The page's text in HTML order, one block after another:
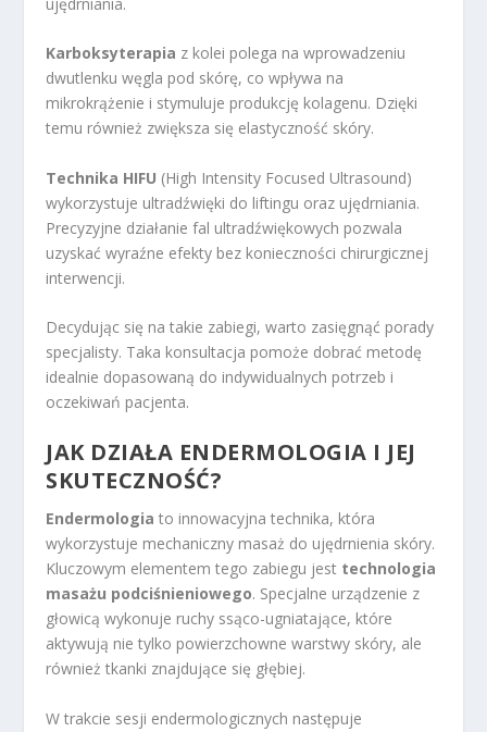
Karboksyterapia z kolei polega na wprowadzeniu
dwutlenku węgla pod skórę, co wpływa na
mikrokrążenie i stymuluje produkcję kolagenu. Dzięki
temu również zwiększa się elastyczność skóry.
Technika HIFU (High Intensity Focused Ultrasound)
wykorzystuje ultradźwięki do liftingu oraz ujędrniania.
Precyzyjne działanie fal ultradźwiękowych pozwala
uzyskać wyraźne efekty bez konieczności chirurgicznej
interwencji.
Decydując się na takie zabiegi, warto zasięgnąć porady
specjalisty. Taka konsultacja pomoże dobrać metodę
idealnie dopasowaną do indywidualnych potrzeb i
oczekiwań pacjenta.
JAK DZIAŁA ENDERMOLOGIA I JEJ
SKUTECZNOŚĆ?
Endermologia to innowacyjna technika, która
wykorzystuje mechaniczny masaż do ujędrnienia skóry.
Kluczowym elementem tego zabiegu jest technologia
masażu podciśnieniowego. Specjalne urządzenie z
głowicą wykonuje ruchy ssąco-ugniatające, które
aktywują nie tylko powierzchowne warstwy skóry, ale
również tkanki znajdujące się głębiej.
W trakcie sesji endermologicznych następuje